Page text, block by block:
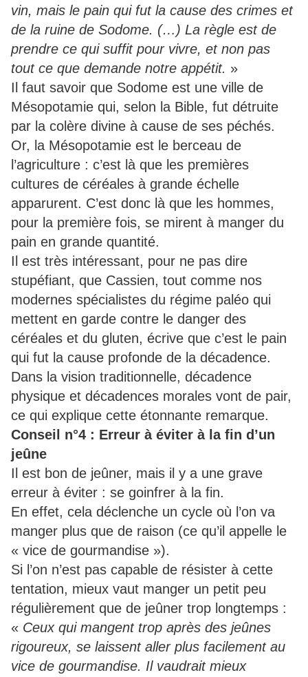
vin, mais le pain qui fut la cause des crimes et
de la ruine de Sodome. (…) La règle est de
prendre ce qui suffit pour vivre, et non pas
tout ce que demande notre appétit. »
Il faut savoir que Sodome est une ville de
Mésopotamie qui, selon la Bible, fut détruite
par la colère divine à cause de ses péchés.
Or, la Mésopotamie est le berceau de
l’agriculture : c’est là que les premières
cultures de céréales à grande échelle
apparurent. C’est donc là que les hommes,
pour la première fois, se mirent à manger du
pain en grande quantité.
Il est très intéressant, pour ne pas dire
stupéfiant, que Cassien, tout comme nos
modernes spécialistes du régime paléo qui
mettent en garde contre le danger des
céréales et du gluten, écrive que c’est le pain
qui fut la cause profonde de la décadence.
Dans la vision traditionnelle, décadence
physique et décadences morales vont de pair,
ce qui explique cette étonnante remarque.
Conseil n°4 : Erreur à éviter à la fin d’un
jeûne
Il est bon de jeûner, mais il y a une grave
erreur à éviter : se goinfrer à la fin.
En effet, cela déclenche un cycle où l’on va
manger plus que de raison (ce qu’il appelle le
« vice de gourmandise »).
Si l’on n’est pas capable de résister à cette
tentation, mieux vaut manger un petit peu
régulièrement que de jeûner trop longtemps :
« Ceux qui mangent trop après des jeûnes
rigoureux, se laissent aller plus facilement au
vice de gourmandise. Il vaudrait mieux